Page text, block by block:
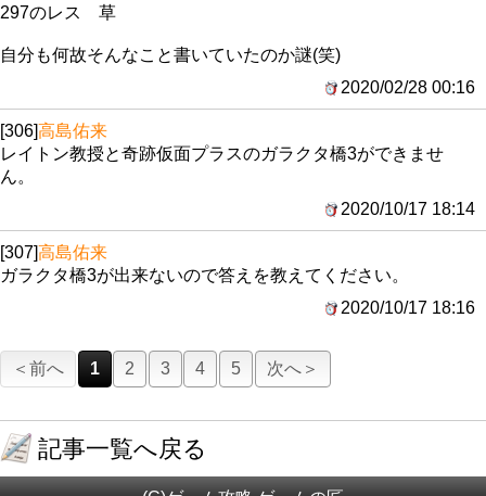
297のレス 草
自分も何故そんなこと書いていたのか謎(笑)
2020/02/28 00:16
[306]高島佑来
レイトン教授と奇跡仮面プラスのガラクタ橋3ができませ
ん。
2020/10/17 18:14
[307]高島佑来
ガラクタ橋3が出来ないので答えを教えてください。
2020/10/17 18:16
＜前へ 1 2 3 4 5 次へ＞
記事一覧へ戻る